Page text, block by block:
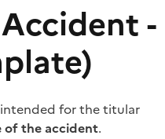
-
for the titular
of the accident.